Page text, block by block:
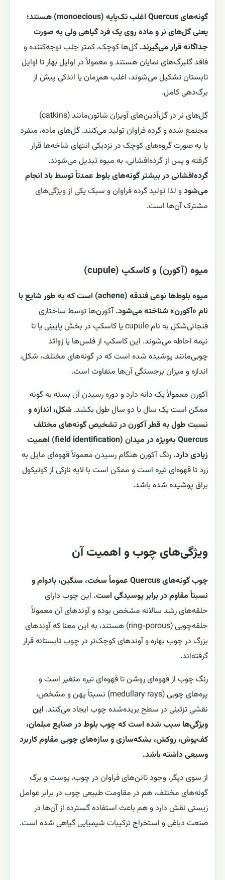
گونه‌های Quercus اغلب تک‌پایه (monoecious) هستند؛
یعنی گل‌های نر و ماده روی یک فرد گیاهی ولی به صورت
جداگانه قرار می‌گیرند. گل‌ها کوچک، کمتر جلب توجه‌کننده و
فاقد گلبرگ‌های نمایان هستند و معمولاً در اوایل بهار تا اوایل
تابستان تشکیل می‌شوند، اغلب هم‌زمان یا اندکی پیش از
برگ‌دهی کامل.
گل‌های نر در گل‌آذین‌های آویزان شاتون‌مانند (catkins)
مجتمع شده و گرده فراوان تولید می‌کنند. گل‌های ماده، منفرد
یا به صورت گروه‌های کوچک در نزدیکی انتهای شاخه‌ها قرار
گرفته و پس از گرده‌افشانی، به میوه تبدیل می‌شوند.
گرده‌افشانی در بیشتر گونه‌های بلوط عمدتاً توسط باد انجام
می‌شودو لذا تولید گرده فراوان و سبک یکی از ویژگی‌های
مشترک آن‌ها است.
میوه (آکورن) و کاسکپ (cupule)
میوه بلوط‌ها نوعی فندقه (achene) است که به طور شایع با
نام «آکورن» شناخته می‌شود.آکورن‌ها توسط ساختاری
فنجانی‌شکل به نام cupule یا کاسکپ در بخش پایینی یا تا
نیمه احاطه می‌شوند. این کاسکپ از فلس‌ها یا زوائد
چوبی‌مانند پوشیده شده است که در گونه‌های مختلف، شکل،
اندازه و میزان برجستگی آن‌ها متفاوت است.
آکورن معمولاً یک دانه دارد و دوره رسیدن آن بسته به گونه
ممکن است یک سال یا دو سال طول بکشد. شکل، اندازه و
نسبت طول به قطر آکورن در تشخیص گونه‌های مختلف
Quercus به‌ویژه در میدان (field identification) اهمیت
زیادی دارد. رنگ آکورن هنگام رسیدن معمولاً قهوه‌ای مایل به
زرد تا قهوه‌ای تیره است و ممکن است با لایه نازکی از کوتیکول
براق پوشیده شده باشد.
ویژگی‌های چوب و اهمیت آن
چوب گونه‌های Quercus عموماً سخت، سنگین، بادوام و
نسبتاً مقاوم در برابر پوسیدگی است. این چوب دارای
حلقه‌های رشد سالانه مشخص بوده و آوندهای آن معمولاً
حلقه‌چوبی (ring-porous) هستند، به این معنا که آوندهای
بزرگ در چوب بهاره و آوندهای کوچک‌تر در چوب تابستانه قرار
گرفته‌اند.
رنگ چوب از قهوه‌ای روشن تا قهوه‌ای تیره متغیر است و
پره‌های چوبی (medullary rays) نسبتاً پهن و مشخص،
نقشی تزئینی در سطح بریده‌شده چوب ایجاد می‌کنند. این
ویژگی‌ها سبب شده است که چوب بلوط در صنایع مبلمان،
کف‌پوش، روکش، بشکه‌سازی و سازه‌های چوبی مقاوم کاربرد
وسیعی داشته باشد.
از سوی دیگر، وجود تانن‌های فراوان در چوب، پوست و برگ
گونه‌های مختلف، هم در مقاومت طبیعی چوب در برابر عوامل
زیستی نقش دارد و هم باعث استفاده گسترده از آن‌ها در
صنعت دباغی و استخراج ترکیبات شیمیایی گیاهی شده است.